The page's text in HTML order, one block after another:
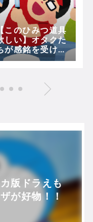
【このひみつ道具
しい】オタクた
が感銘を受けた
ニメ『ドラえも
版ドラえも
が好物！！